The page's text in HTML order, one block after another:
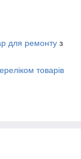
для ремонту з
товарів